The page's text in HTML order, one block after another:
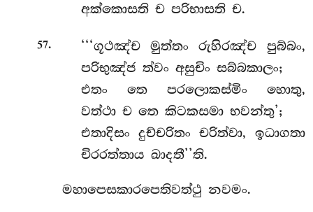
අක්කොසති ච පරිභාසති ච.
57.
‘‘‘ගූථඤ්ච මුත්තං රුහිරඤ්ච පුබ්බං,
පරිභුඤ්ජ ත්වං අසුචිං සබ්බකාලං;
එතං තෙ පරලොකස්මිං හොතු,
වත්ථා ච තෙ කිටකසමා භවන්තු’;
එතාදිසං දුච්චරිතං චරිත්වා, ඉධාගතා
චිරරත්තාය ඛාදතී’’ති.
මහාපෙසකාරපෙතිවත්ථු නවමං.